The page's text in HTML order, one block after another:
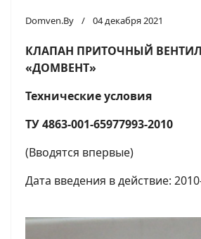
Domven.By 04 декабря 2021
КЛАПАН ПРИТОЧНЫЙ
«ДОМВЕНТ»
Технические условия
ТУ 4863-001-65977993-2010
(Вводятся впервые)
Дата введения в действие: